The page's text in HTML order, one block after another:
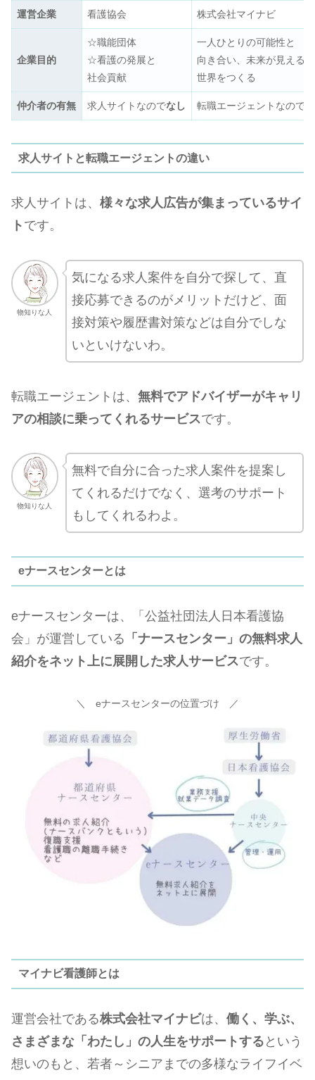
運営企業 看護協会 株式会社マイナビ
企業目的
☆職能団体
☆看護の発展と
社会貢献
一人ひとりの可能性と
向き合い、未来が見える
世界をつくる
仲介者の有無 求人サイトなのでなし 転職エージェントなので
求人サイトと転職エージェントの違い
求人サイトは、 様々な求人広告が集まっているサイ
ト です。
物知りな人
気になる求人案件を自分で探して、直
接応募できるのがメリットだけど、面
接対策や履歴書対策などは自分でしな
いといけないわ。
転職エージェントは、 無料でアドバイザーがキャリ
アの相談に乗ってくれるサービスです。
物知りな人
無料で自分に合った求人案件を提案し
てくれるだけでなく、選考のサポート
もしてくれるわよ。
eナースセンターとは
eナースセンターは、「公益社団法人日本看護協
会」が運営している 「ナースセンター」の無料求人
紹介をネット上に展開した求人サービスです。
＼ eナースセンターの位置づけ ／
マイナビ看護師とは
運営会社である株式会社マイナビは、 働く、学ぶ、
さまざまな「わたし」の人生をサポートする という
想いのもと、若者～シニアまでの多様なライフイベ